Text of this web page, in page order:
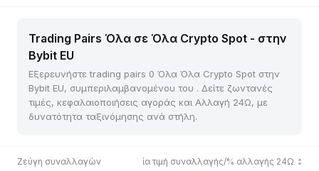
Trading Pairs Όλα σε Όλα Crypto Spot - στην
Bybit EU
Εξερευνήστε trading pairs 0 Όλα Όλα Crypto Spot στην
Bybit EU, συμπεριλαμβανομένου του . Δείτε ζωντανές
τιμές, κεφαλαιοποιήσεις αγοράς και Αλλαγή 24Ω, με
δυνατότητα ταξινόμησης ανά στήλη.
Ζεύγη συναλλαγών Τελευταία τιμή συναλλαγής/% αλλαγής 24Ω